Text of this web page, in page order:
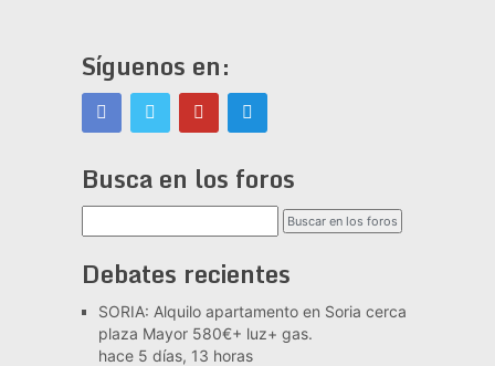
Síguenos en:
Busca en los foros
Debates recientes
SORIA: Alquilo apartamento en Soria cerca
plaza Mayor 580€+ luz+ gas.
hace 5 días, 13 horas